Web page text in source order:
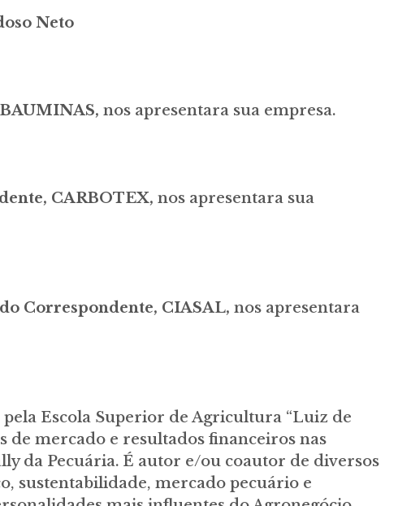
Neto
nos apresentara sua empresa.
CARBOTEX, nos apresentara sua
Correspondente, CIASAL, nos apresentara
Escola Superior de Agricultura “Luiz de
de mercado e resultados financeiros nas
da Pecuária. É autor e/ou coautor de diversos
sustentabilidade, mercado pecuário e